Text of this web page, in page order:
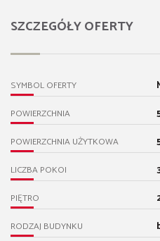
SZCZEGÓŁY OFERTY
SYMBOL OFERTY
POWIERZCHNIA
POWIERZCHNIA UŻYTKOWA
LICZBA POKOI
PIĘTRO
RODZAJ BUDYNKU